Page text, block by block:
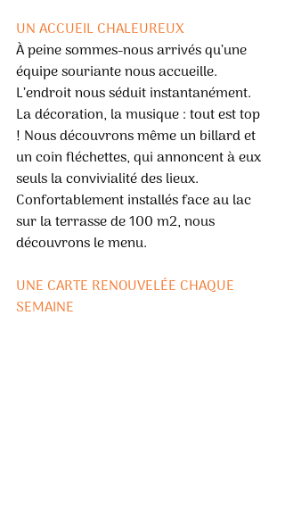
UN ACCUEIL CHALEUREUX
À peine sommes-nous arrivés qu’une
équipe souriante nous accueille.
L’endroit nous séduit instantanément.
La décoration, la musique : tout est top
! Nous découvrons même un billard et
un coin fléchettes, qui annoncent à eux
seuls la convivialité des lieux.
Confortablement installés face au lac
sur la terrasse de 100 m2, nous
découvrons le menu.
UNE CARTE RENOUVELÉE CHAQUE
SEMAINE